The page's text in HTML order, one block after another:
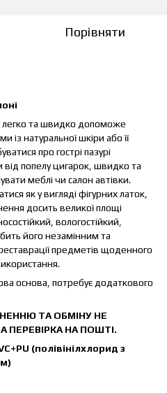
Порівняти
легко та швидко допоможе
із натуральної шкіри або її
про гострі пазурі
від попелу цигарок, швидко та
меблі чи салон автівки.
як у вигляді фігурних латок,
досить великої площі
вологостійкий,
його незамінним та
предметів щоденного
основа, потребує додаткового
ТА ОБМІНУ НЕ
ПЕРЕВІРКА НА ПОШТІ.
(полівінілхлорид з